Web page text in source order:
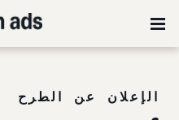
الإعلان عن الطرح